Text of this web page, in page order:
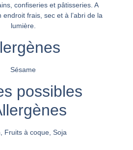
confiseries et pâtisseries. A
frais, sec et à l’abri de la
lumière.
Sésame
possibles
Fruits à coque, Soja